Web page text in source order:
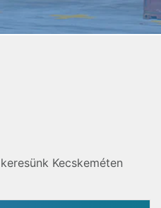
Kecskeméten